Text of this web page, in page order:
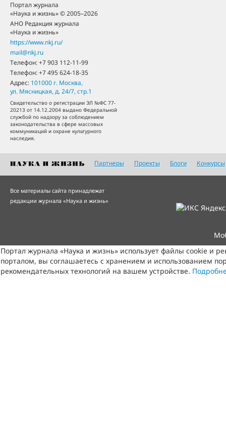
Портал журнала
«Наука и жизнь» © 2005–2026
АНО Редакция журнала
«Наука и жизнь»
https://www.nkj.ru/
mail@nkj.ru
Телефон:+7 903 112-11-99
Телефон:+7 495 624-18-35
Адрес: 101000 г. Москва,
ул. Мясницкая, д. 24/7, стр.1
Свидетельство о регистрации ЭЛ №ФС 77-
20213 от 14.12.2004 выдано Федеральной
службой по надзору за соблюдением
законодательства в сфере массовых
коммуникаций и охране культурного
наследия.
Партнеры Проекты Блоги Конкурсы
Все материалы сайта принадлежат
редакции журнала «Наука и жизнь»
Портал журнала «Наука и жизнь» использует файлы cookie и
порталом, вы соглашаетесь с хранением и использованием
рекомендательных технологий на вашем устройстве.